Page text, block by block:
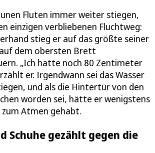
Fluten immer weiter stiegen,
einzigen verbliebenen Fluchtweg:
stieg er auf das größte seiner
dem obersten Brett
„Ich hatte noch 80 Zentimeter
er. Irgendwann sei das Wasser
und als die Hintertür von den
worden sei, hätte er wenigstens
Atmen gehabt.
Schuhe gezählt gegen die